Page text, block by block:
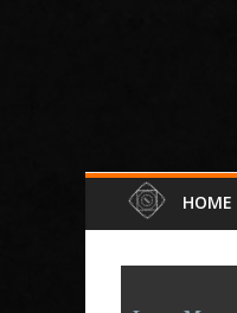
HOME